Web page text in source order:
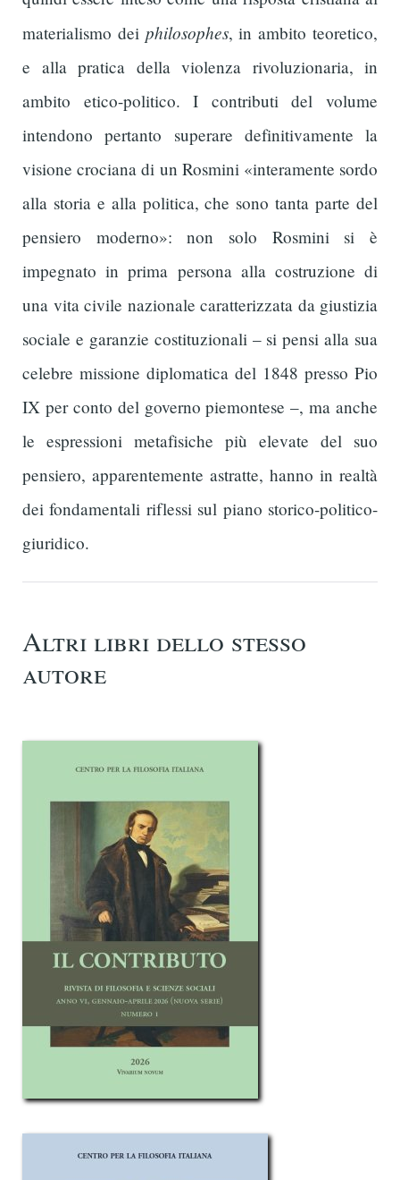
materialismo dei philosophes, in ambito teoretico,
e alla pratica della violenza rivoluzionaria, in
ambito etico-politico. I contributi del volume
intendono pertanto superare definitivamente la
visione crociana di un Rosmini «interamente sordo
alla storia e alla politica, che sono tanta parte del
pensiero moderno»: non solo Rosmini si è
impegnato in prima persona alla costruzione di
una vita civile nazionale caratterizzata da giustizia
sociale e garanzie costituzionali – si pensi alla sua
celebre missione diplomatica del 1848 presso Pio
IX per conto del governo piemontese –, ma anche
le espressioni metafisiche più elevate del suo
pensiero, apparentemente astratte, hanno in realtà
dei fondamentali riflessi sul piano storico-politico-
giuridico.
Altri libri dello stesso
autore